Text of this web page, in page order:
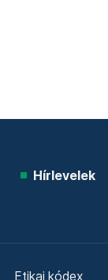
Hírlevelek
Etikai kódex